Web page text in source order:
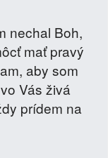
nechal Boh,
mať pravý
aby som
Vás živá
prídem na